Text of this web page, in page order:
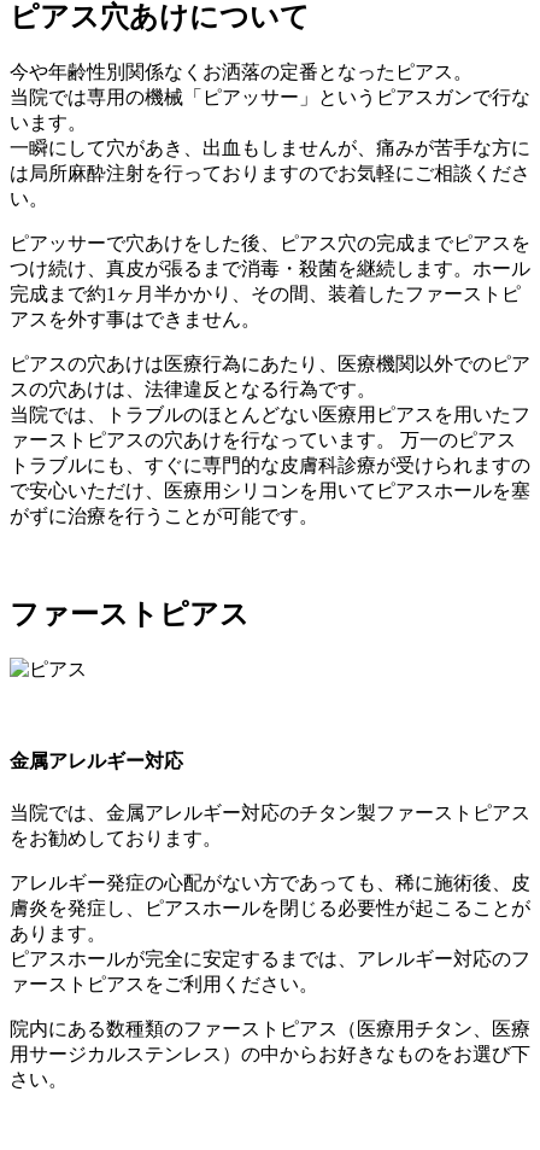
ピアス穴あけについて
今や年齢性別関係なくお洒落の定番となったピアス。
当院では専用の機械「ピアッサー」というピアスガンで行な
います。
一瞬にして穴があき、出血もしませんが、痛みが苦手な方に
は局所麻酔注射を行っておりますのでお気軽にご相談くださ
い。
ピアッサーで穴あけをした後、ピアス穴の完成までピアスを
つけ続け、真皮が張るまで消毒・殺菌を継続します。ホール
完成まで約1ヶ月半かかり、その間、装着したファーストピ
アスを外す事はできません。
ピアスの穴あけは医療行為にあたり、医療機関以外でのピア
スの穴あけは、法律違反となる行為です。
当院では、トラブルのほとんどない医療用ピアスを用いたフ
ァーストピアスの穴あけを行なっています。 万一のピアス
トラブルにも、すぐに専門的な皮膚科診療が受けられますの
で安心いただけ、医療用シリコンを用いてピアスホールを塞
がずに治療を行うことが可能です。
ファーストピアス
金属アレルギー対応
当院では、金属アレルギー対応のチタン製ファーストピアス
をお勧めしております。
アレルギー発症の心配がない方であっても、稀に施術後、皮
膚炎を発症し、ピアスホールを閉じる必要性が起こることが
あります。
ピアスホールが完全に安定するまでは、アレルギー対応のフ
ァーストピアスをご利用ください。
院内にある数種類のファーストピアス（医療用チタン、医療
用サージカルステンレス）の中からお好きなものをお選び下
さい。